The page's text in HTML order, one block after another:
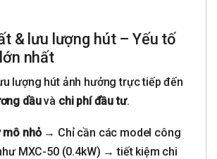
& lưu lượng hút – Yếu tố
nhất
lượng hút ảnh hưởng trực tiếp đến
dầuvà chi phí đầu tư.
mô nhỏ→ Chỉ cần các model công
MXC-50 (0.4kW) → tiết kiệm chi